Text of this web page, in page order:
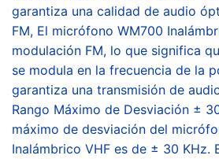
garantiza una calidad de audio
FM, El micrófono WM700
modulación FM, lo que significa
se modula en la frecuencia de la
garantiza una transmisión de
Rango Máximo de Desviación ±
máximo de desviación del
Inalámbrico VHF es de ± 30 KHz.